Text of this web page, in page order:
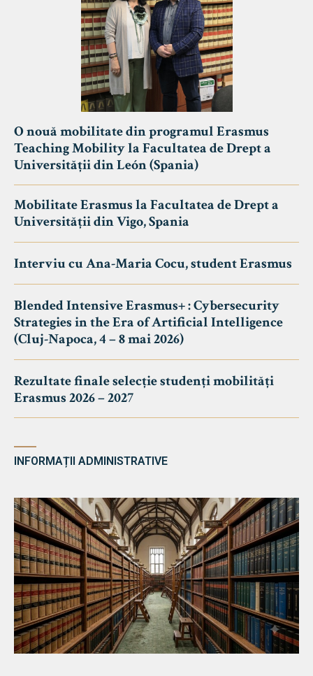
O nouă mobilitate din programul Erasmus
Teaching Mobility la Facultatea de Drept a
Universității din León (Spania)
Mobilitate Erasmus la Facultatea de Drept a
Universității din Vigo, Spania
Interviu cu Ana-Maria Cocu, student Erasmus
Blended Intensive Erasmus+ : Cybersecurity
Strategies in the Era of Artificial Intelligence
(Cluj-Napoca, 4 – 8 mai 2026)
Rezultate finale selecție studenți mobilități
Erasmus 2026 – 2027
INFORMAȚII ADMINISTRATIVE